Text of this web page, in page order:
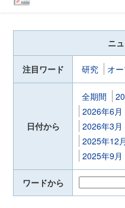
ニ
注目ワード 研究 オ
日付から
全期間
2026年6月
2026年3月
2025年12月
2025年9月
ワードから